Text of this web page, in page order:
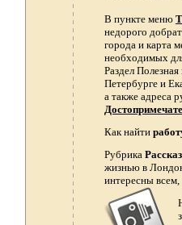
В пункте меню
недорого
города и карта
необходимых
Раздел
Петербурге и
а также адреса
Как найти
Рубрика
жизнью в
интересны